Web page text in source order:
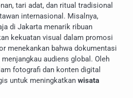
tari adat, dan ritual tradisional
internasional. Misalnya,
di Jakarta menarik ribuan
kekuatan visual dalam promosi
menekankan bahwa dokumentasi
audiens global. Oleh
fotografi dan konten digital
untuk meningkatkan wisata